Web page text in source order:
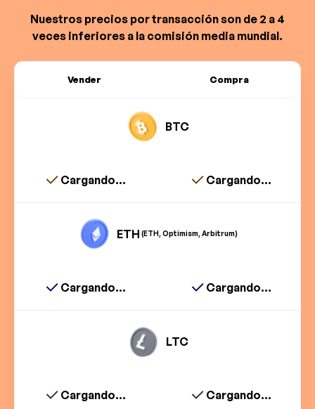
Nuestros precios por transacción son de 2 a 4
veces inferiores a la comisión media mundial.
Vender Compra
BTC
Cargando... Cargando...
ETH (ETH, Optimism, Arbitrum)
Cargando... Cargando...
LTC
Cargando... Cargando...